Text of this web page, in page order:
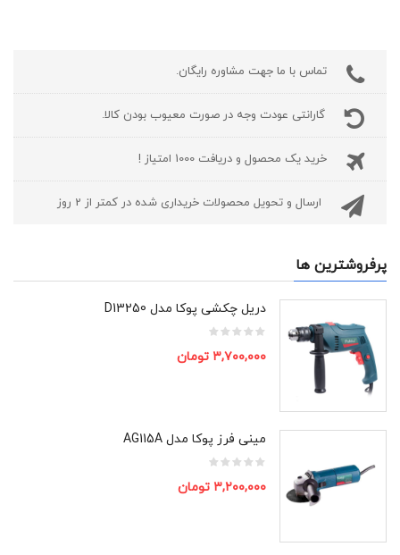
تماس با ما جهت مشاوره رایگان.
گارانتی عودت وجه در صورت معیوب بودن کالا.
خرید یک محصول و دریافت 1000 امتیاز !
ارسال و تحویل محصولات خریداری شده در کمتر از 2 روز
پرفروشترین ها
دریل چکشی پوکا مدل D13250
۳,۷۰۰,۰۰۰ تومان
مینی فرز پوکا مدل AG115A
۳,۲۰۰,۰۰۰ تومان